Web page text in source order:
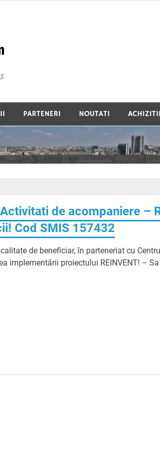
Global
PARTENERI NOUTATI ACHIZITII
de acompaniere –
Cod SMIS 157432
de beneficiar, în parteneriat cu
implementării proiectului REINVENT! –